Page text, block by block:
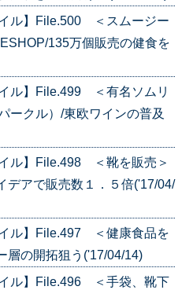
ル】File.500 ＜スムージー
135万個販売の健食を
ル】File.499 ＜有名ソムリ
ークル）/東欧ワインの普及
ル】File.498 ＜靴を販売＞
デアで販売数１．５倍('17/04/
ル】File.497 ＜健康食品を
層の開拓狙う('17/04/14)
イル】File.496 ＜手袋、靴下